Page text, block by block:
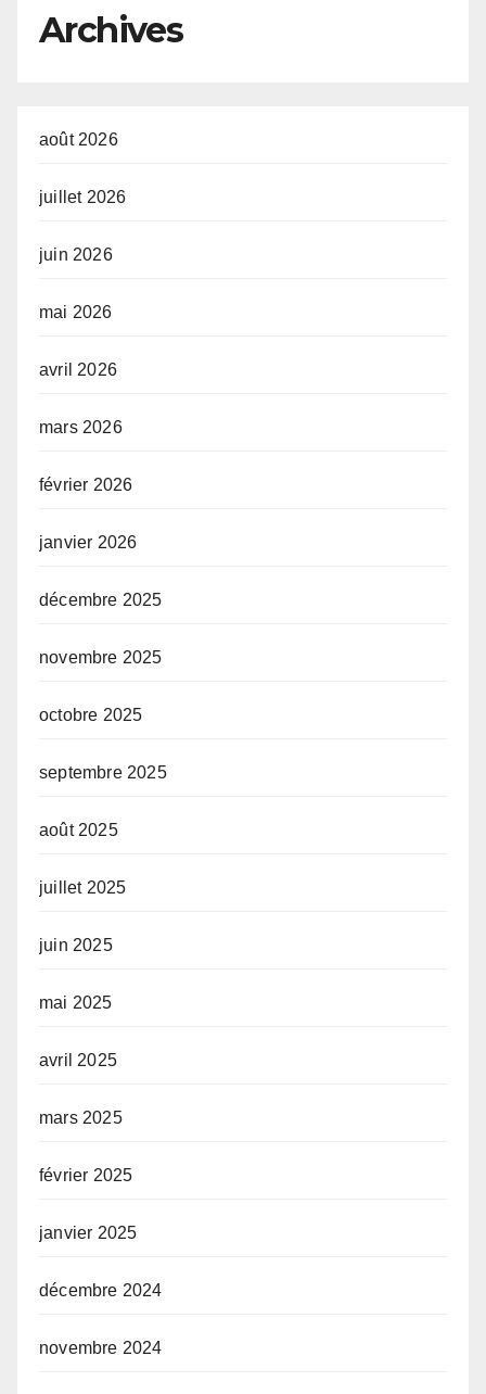
(AUDA-NEPAD)
Archives
août 2026
juillet 2026
juin 2026
mai 2026
avril 2026
mars 2026
février 2026
janvier 2026
décembre 2025
novembre 2025
octobre 2025
septembre 2025
août 2025
juillet 2025
juin 2025
mai 2025
avril 2025
mars 2025
février 2025
janvier 2025
décembre 2024
novembre 2024